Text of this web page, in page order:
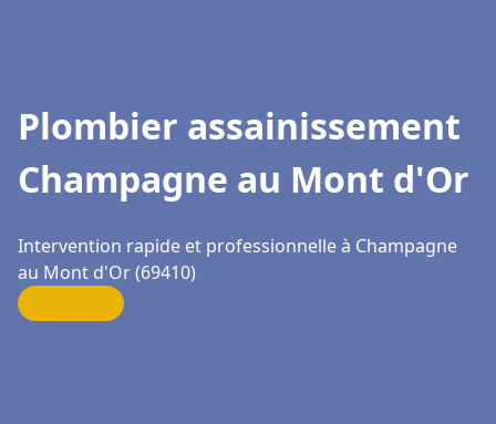
Plombier assainissement
Champagne au Mont d'Or
Intervention rapide et professionnelle à Champagne
au Mont d'Or (69410)